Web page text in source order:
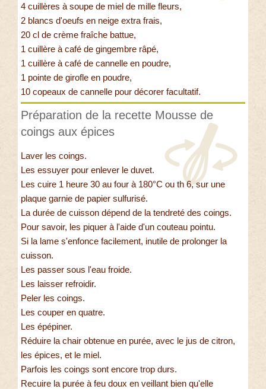
4 cuillères à soupe de miel de mille fleurs,
2 blancs d'oeufs en neige extra frais,
20 cl de crème fraîche battue,
1 cuillère à café de gingembre râpé,
1 cuillère à café de cannelle en poudre,
1 pointe de girofle en poudre,
10 copeaux de cannelle pour décorer facultatif.
Préparation de la recette Mousse de
coings aux épices
Laver les coings.
Les essuyer pour enlever le duvet.
Les cuire 1 heure 30 au four à 180°C ou th 6, sur une
plaque garnie de papier sulfurisé.
La durée de cuisson dépend de la tendreté des coings.
Pour savoir, les piquer à l'aide d'un couteau pointu.
Si la lame s'enfonce facilement, inutile de prolonger la
cuisson.
Les passer sous l'eau froide.
Les laisser refroidir.
Peler les coings.
Les couper en quatre.
Les épépiner.
Réduire la chair obtenue en purée, avec le jus de citron,
les épices, et le miel.
Parfois les coings sont encore trop durs.
Recuire la purée à feu doux en veillant bien qu'elle